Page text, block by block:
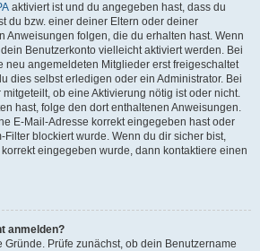
aktiviert ist und du angegeben hast, dass du
du bzw. einer deiner Eltern oder deiner
Anweisungen folgen, die du erhalten hast. Wenn
Benutzerkonto vielleicht aktiviert werden. Bei
neu angemeldeten Mitglieder erst freigeschaltet
dies selbst erledigen oder ein Administrator. Bei
ob eine Aktivierung nötig ist oder nicht.
hast, folge den dort enthaltenen Anweisungen.
E-Mail-Adresse korrekt eingegeben hast oder
blockiert wurde. Wenn du dir sicher bist,
eingegeben wurde, dann kontaktiere einen
anmelden?
Gründe. Prüfe zunächst, ob dein Benutzername